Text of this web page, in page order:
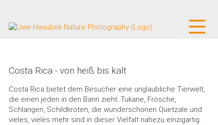
Costa Rica - von heiß bis kalt
Costa Rica bietet dem Besucher eine unglaubliche Tierwelt,
die einen jeden in den Bann zieht. Tukane, Frösche,
Schlangen, Schildkröten, die wunderschönen Quetzale und
vieles, vieles mehr sind in dieser Vielfalt nahezu einzigartig.